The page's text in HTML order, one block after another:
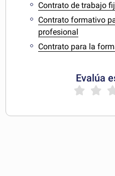
Contrato de trabajo
Contrato formativo
profesional
Contrato para la
Evalúa